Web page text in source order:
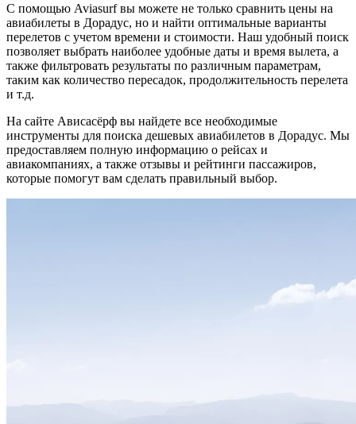
С помощью Aviasurf вы можете не только сравнить цены на
авиабилеты в Дорадус, но и найти оптимальные варианты
перелетов с учетом времени и стоимости. Наш удобный поиск
позволяет выбрать наиболее удобные даты и время вылета, а
также фильтровать результаты по различным параметрам,
таким как количество пересадок, продолжительность перелета
и т.д.
На сайте Ависасёрф вы найдете все необходимые
инструменты для поиска дешевых авиабилетов в Дорадус. Мы
предоставляем полную информацию о рейсах и
авиакомпаниях, а также отзывы и рейтинги пассажиров,
которые помогут вам сделать правильный выбор.